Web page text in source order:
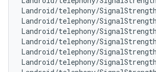
Landroid/telephony/
Landroid/telephony/
Landroid/telephony/
Landroid/telephony/
Landroid/telephony/
Landroid/telephony/SignalStrength;-